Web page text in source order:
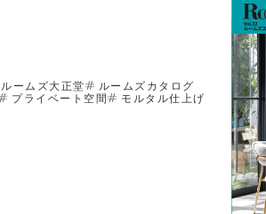
ルームズ大正堂
ルームズカタログ
プライベート空間
モルタル仕上げ